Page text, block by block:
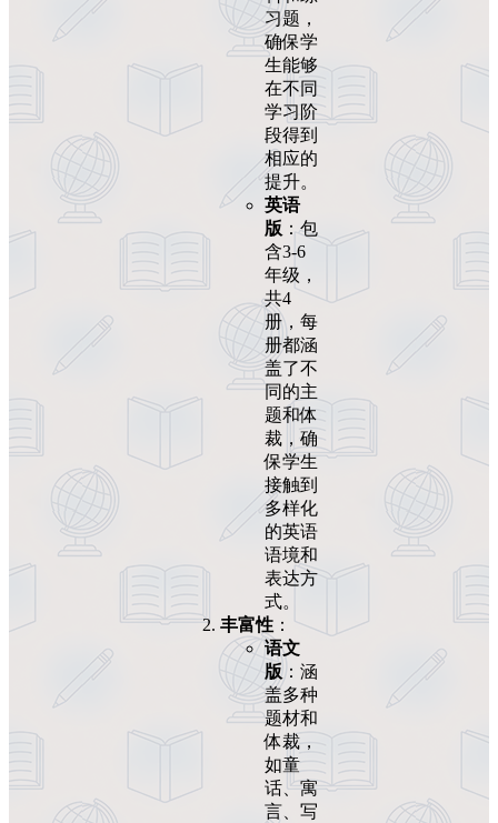
习题，
确保学
生能够
在不同
学习阶
段得到
相应的
提升。
英语
版 ：包
含3-6
年级，
共4
册，每
册都涵
盖了不
同的主
题和体
裁，确
保学生
接触到
多样化
的英语
语境和
表达方
式。
丰富性 ：
语文
版：涵
盖多种
题材和
体裁，
如童
话、寓
言、写